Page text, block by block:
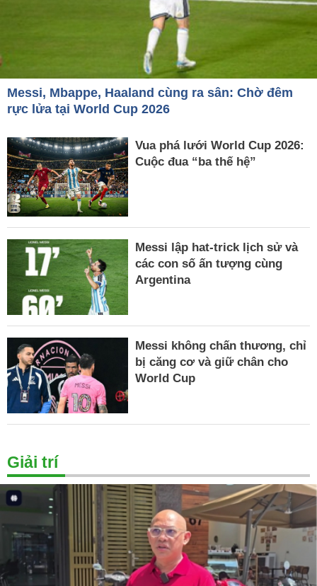
Messi, Mbappe, Haaland cùng ra sân: Chờ đêm
rực lửa tại World Cup 2026
Vua phá lưới World Cup 2026:
Cuộc đua “ba thế hệ”
Messi lập hat-trick lịch sử và
các con số ấn tượng cùng
Argentina
Messi không chấn thương, chỉ
bị căng cơ và giữ chân cho
World Cup
Giải trí